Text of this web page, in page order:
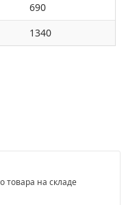
690
1340
на складе